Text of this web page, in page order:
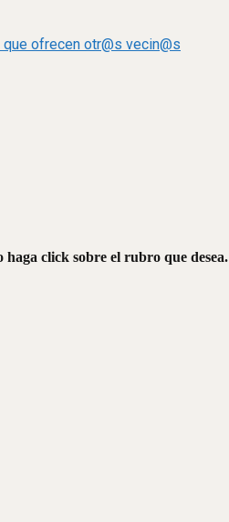
ofrecen otr@s vecin@s
haga click sobre el rubro que desea.